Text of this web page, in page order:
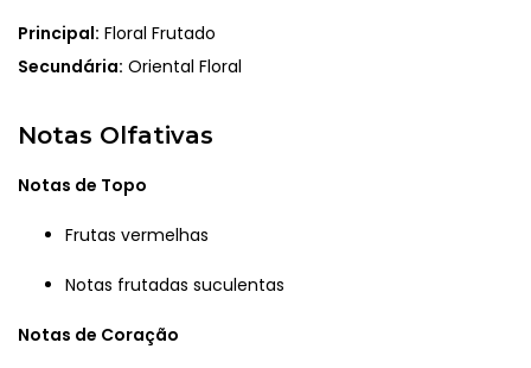
Principal: Floral Frutado
Secundária: Oriental Floral
Notas Olfativas
Notas de Topo
Frutas vermelhas
Notas frutadas suculentas
Notas de Coração